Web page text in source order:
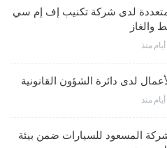
لدى شركة تكنيب إف إم سي
والغاز
لدى دائرة الشؤون القانونية
المسعود للسيارات ضمن بيئة